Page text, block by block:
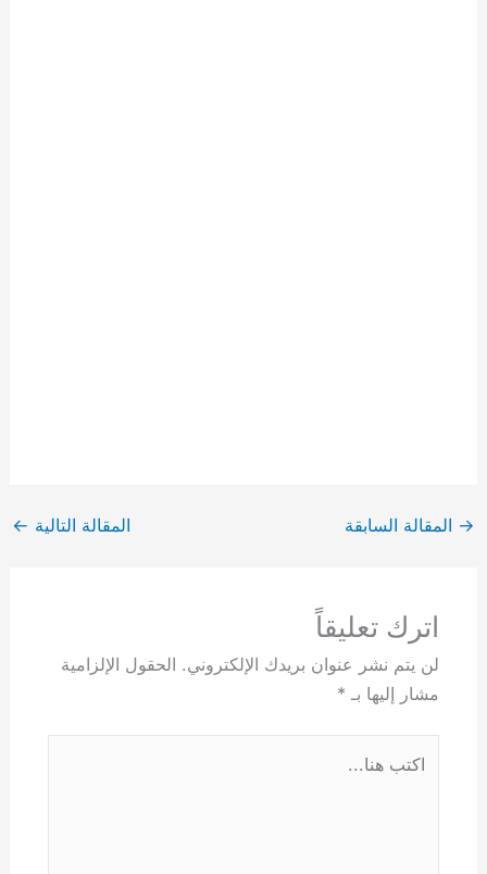
→ المقالة السابقة المقالة التالية ←
اترك تعليقاً
لن يتم نشر عنوان بريدك الإلكتروني. الحقول الإلزامية
مشار إليها بـ *
هنا...